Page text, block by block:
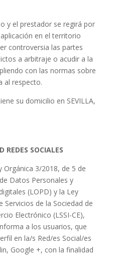
y el prestador se regirá por
en el territorio
controversia las partes
a arbitraje o acudir a la
con las normas sobre
al respecto.
su domicilio en SEVILLA,
REDES SOCIALES
Orgánica 3/2018, de 5 de
Datos Personales y
(LOPD) y la Ley
Servicios de la Sociedad de
Electrónico (LSSI-CE),
a los usuarios, que
en la/s Red/es Social/es
Google +, con la finalidad